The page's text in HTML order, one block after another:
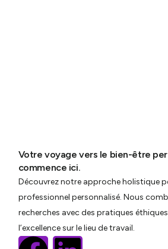
Votre voyage vers le bien-être
commence ici.
Découvrez notre approche holistique
professionnel personnalisé. Nous
recherches avec des pratiques
l’excellence sur le lieu de travail.